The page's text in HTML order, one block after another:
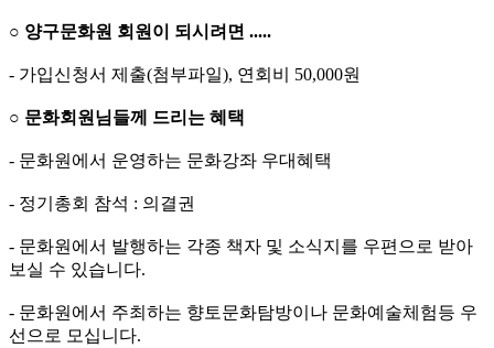
○ 양구문화원 회원이 되시려면 .....
- 가입신청서 제출(첨부파일), 연회비 50,000원
○ 문화회원님들께 드리는 혜택
- 문화원에서 운영하는 문화강좌 우대혜택
- 정기총회 참석 : 의결권
- 문화원에서 발행하는 각종 책자 및 소식지를 우편으로 받아
보실 수 있습니다.
- 문화원에서 주최하는 향토문화탐방이나 문화예술체험등 우
선으로 모십니다.